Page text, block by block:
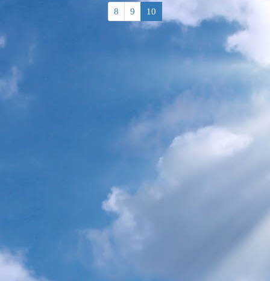
de Carême 2017
8 9 10